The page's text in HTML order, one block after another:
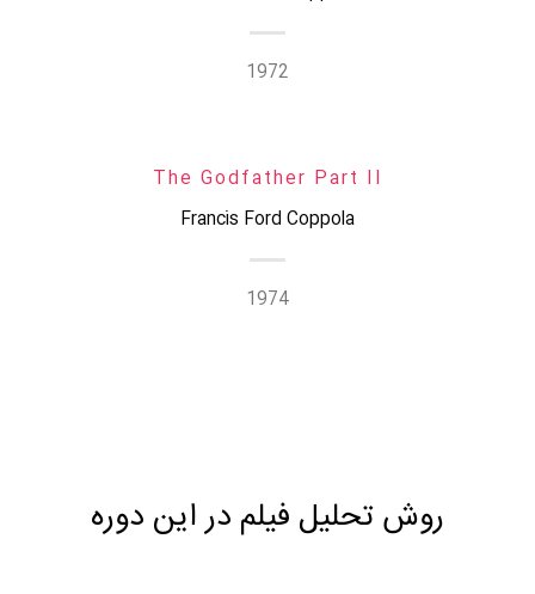
1972
The Godfather Part II
Francis Ford Coppola
1974
روش تحلیل فیلم در این دوره